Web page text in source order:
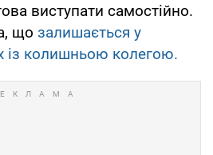
виступати самостійно.
що залишається у
із колишньою колегою.